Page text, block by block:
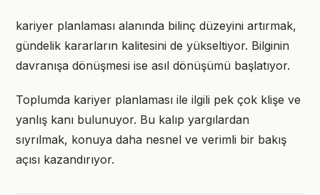
kariyer planlaması alanında bilinç düzeyini artırmak,
gündelik kararların kalitesini de yükseltiyor. Bilginin
davranışa dönüşmesi ise asıl dönüşümü başlatıyor.
Toplumda kariyer planlaması ile ilgili pek çok klişe ve
yanlış kanı bulunuyor. Bu kalıp yargılardan
sıyrılmak, konuya daha nesnel ve verimli bir bakış
açısı kazandırıyor.